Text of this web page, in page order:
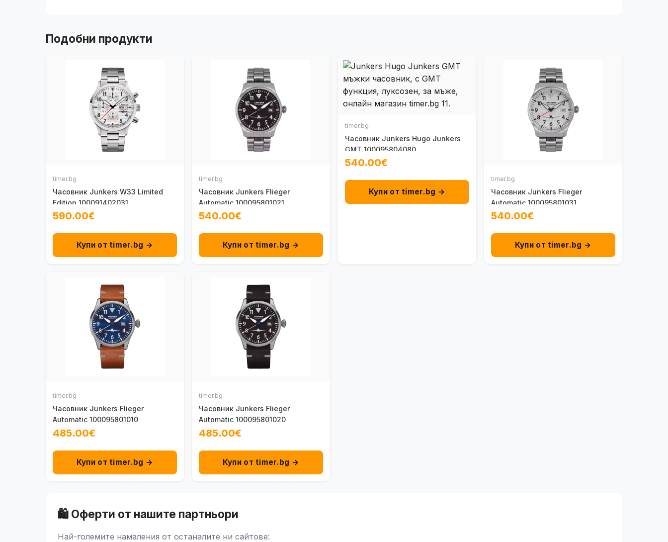
Подобни продукти
timer.bg
Часовник Junkers W33 Limited
Edition 100091402031
590.00€
Купи от timer.bg →
timer.bg
Часовник Junkers Flieger
Automatic 100095801021
540.00€
Купи от timer.bg →
timer.bg
Часовник Junkers Hugo Junkers
GMT 100095804080
540.00€
Купи от timer.bg →
timer.bg
Часовник Junkers Flieger
Automatic 100095801031
540.00€
Купи от timer.bg →
timer.bg
Часовник Junkers Flieger
Automatic 100095801010
485.00€
Купи от timer.bg →
timer.bg
Часовник Junkers Flieger
Automatic 100095801020
485.00€
Купи от timer.bg →
🛍️ Оферти от нашите партньори
Най-големите намаления от останалите ни сайтове: